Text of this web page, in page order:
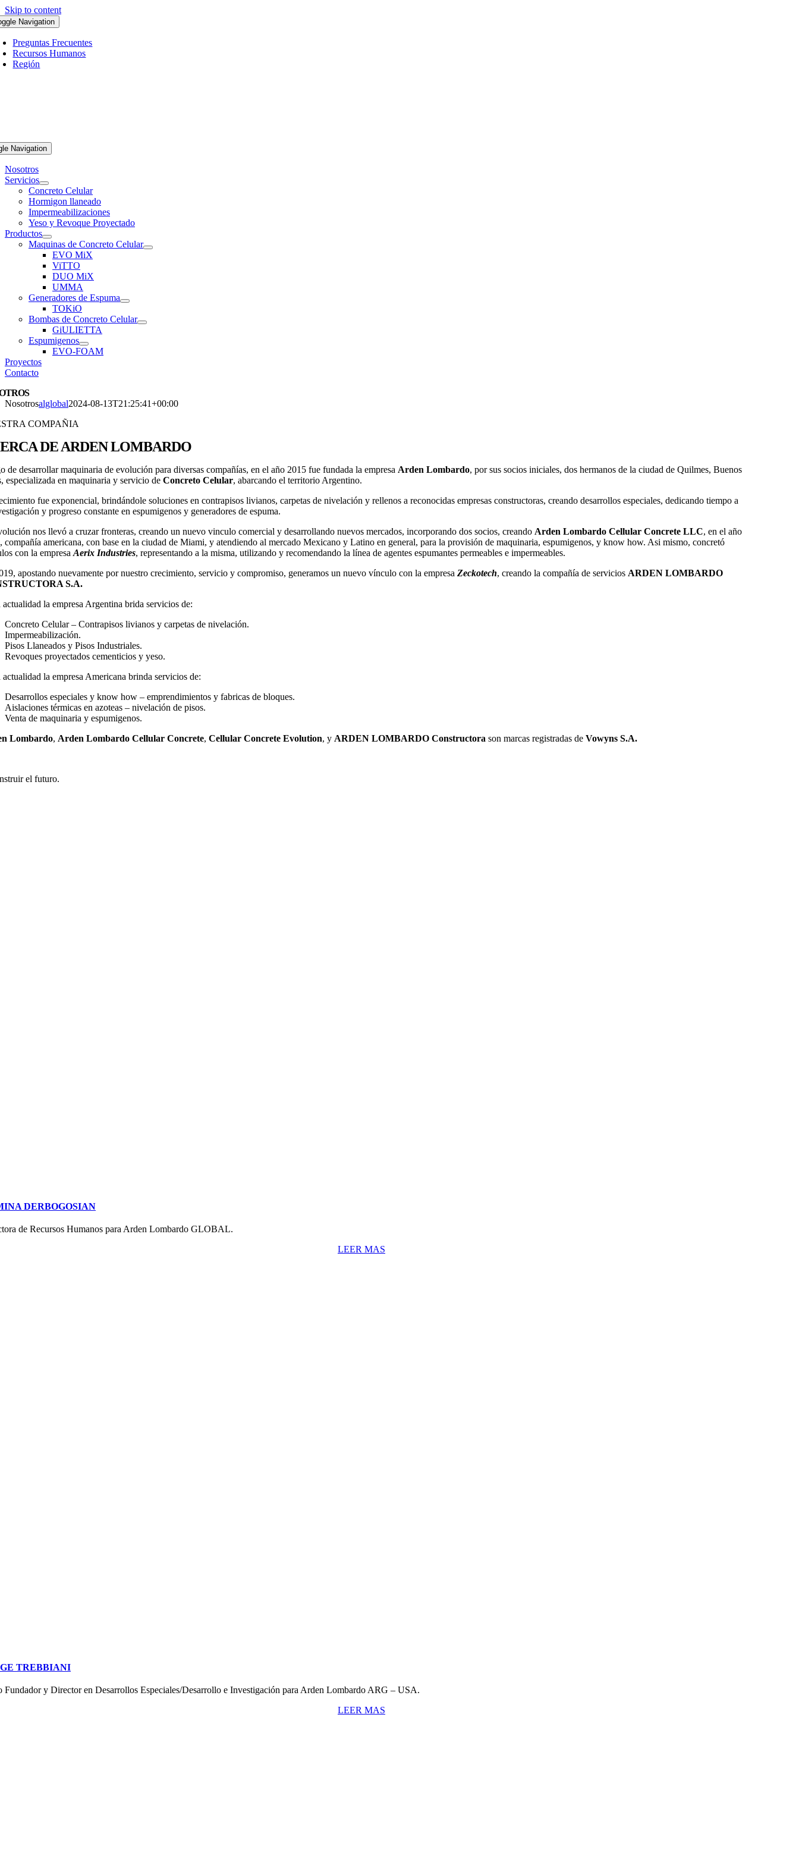
Skip to content
Navigation
Preguntas Frecuentes
Recursos Humanos
Región
Navigation
Nosotros
Servicios
Concreto Celular
Hormigon llaneado
Impermeabilizaciones
Yeso y Revoque Proyectado
Productos
Maquinas de Concreto Celular
EVO MiX
ViTTO
DUO MiX
UMMA
Generadores de Espuma
TOKiO
Bombas de Concreto Celular
GiULIETTA
Espumigenos
EVO-FOAM
Proyectos
Contacto
Nosotrosalglobal2024-08-13T21:25:41+00:00
COMPAÑIA
DE ARDEN LOMBARDO
de desarrollar maquinaria de evolución para diversas compañías, en el año 2015 fue fundada la empresa Arden Lombardo, por sus socios iniciales, dos hermanos de la ciudad de Quilmes, Buenos
especializada en maquinaria y servicio de Concreto Celular, abarcando el territorio Argentino.
fue exponencial, brindándole soluciones en contrapisos livianos, carpetas de nivelación y rellenos a reconocidas empresas constructoras, creando desarrollos especiales, dedicando tiempo a
y progreso constante en espumigenos y generadores de espuma.
nos llevó a cruzar fronteras, creando un nuevo vinculo comercial y desarrollando nuevos mercados, incorporando dos socios, creando Arden Lombardo Cellular Concrete LLC, en el año
compañía americana, con base en la ciudad de Miami, y atendiendo al mercado Mexicano y Latino en general, para la provisión de maquinaria, espumigenos, y know how. Asi mismo, concretó
con la empresa Aerix Industries, representando a la misma, utilizando y recomendando la línea de agentes espumantes permeables e impermeables.
apostando nuevamente por nuestro crecimiento, servicio y compromiso, generamos un nuevo vínculo con la empresa Zeckotech, creando la compañía de servicios ARDEN LOMBARDO
S.A.
actualidad la empresa Argentina brida servicios de:
Concreto Celular – Contrapisos livianos y carpetas de nivelación.
Impermeabilización.
Pisos Llaneados y Pisos Industriales.
Revoques proyectados cementicios y yeso.
actualidad la empresa Americana brinda servicios de:
Desarrollos especiales y know how – emprendimientos y fabricas de bloques.
Aislaciones térmicas en azoteas – nivelación de pisos.
Venta de maquinaria y espumigenos.
Lombardo, Arden Lombardo Cellular Concrete, Cellular Concrete Evolution, y ARDEN LOMBARDO Constructora son marcas registradas de Vowyns S.A.
el futuro.
DERBOGOSIAN
de Recursos Humanos para Arden Lombardo GLOBAL.
LEER MAS
TREBBIANI
Fundador y Director en Desarrollos Especiales/Desarrollo e Investigación para Arden Lombardo ARG – USA.
LEER MAS